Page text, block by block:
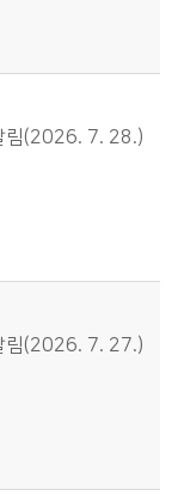
림(2026. 7. 28.)
림(2026. 7. 27.)